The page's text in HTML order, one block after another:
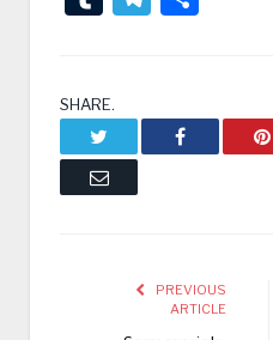
SHARE.
Facebook
Email
PREVIOUS
ARTICLE